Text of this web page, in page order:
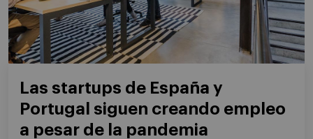
Las startups de España y
Portugal siguen creando empleo
a pesar de la pandemia